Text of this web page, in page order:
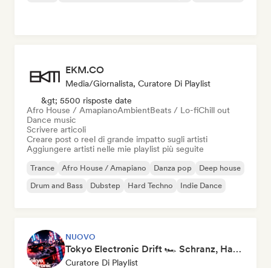
EKM.CO
Media/Giornalista, Curatore Di Playlist
&gt; 5500 risposte date
Afro House / AmapianoAmbientBeats / Lo-fiChill out
Dance music
Scrivere articoli
Creare post o reel di grande impatto sugli artisti
Aggiungere artisti nelle mie playlist più seguite
Trance Afro House / Amapiano Danza pop
Deep house
Drum and Bass
Dubstep Hard Techno Indie Dance
NUOVO
Tokyo Electronic Drift 🏎️ Schranz, Hard Techno & Anime EDM
Curatore Di Playlist